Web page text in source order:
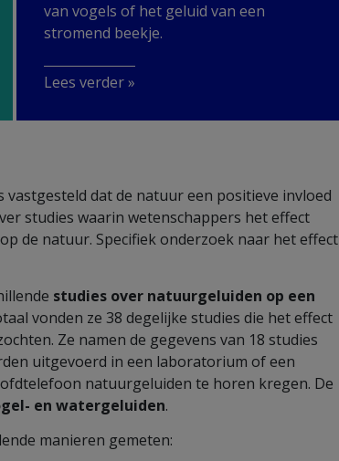
van vogels of het geluid van een
stromend beekje.
Lees verder »
dat de natuur een positieve invloed
studies waarin wetenschappers het effect
de natuur. Specifiek onderzoek naar het effect
studies over natuurgeluiden op een
vonden ze 38 degelijke studies die het effect
Ze namen de gegevens van 18 studies
uitgevoerd in een laboratorium of een
natuurgeluiden te horen kregen. De
en watergeluiden.
manieren gemeten: